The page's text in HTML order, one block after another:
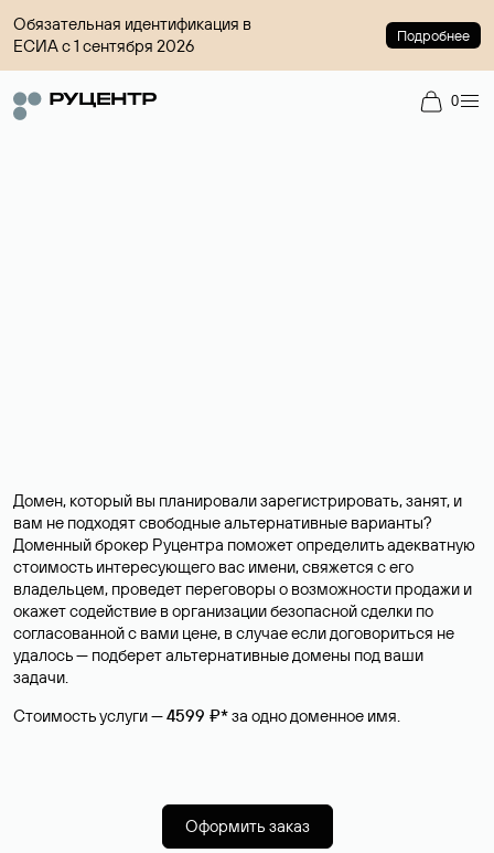
Обязательная идентификация в
ЕСИА с 1 сентября 2026
Подробнее
0
Домен, который вы планировали зарегистрировать, занят, и
вам не подходят свободные альтернативные варианты?
Доменный брокер Руцентра поможет определить адекватную
стоимость интересующего вас имени, свяжется с его
владельцем, проведет переговоры о возможности продажи и
окажет содействие в организации безопасной сделки по
согласованной с вами цене, в случае если договориться не
удалось — подберет альтернативные домены под ваши
задачи.
Стоимость услуги —4599 ₽*за одно доменное имя.
Оформить заказ